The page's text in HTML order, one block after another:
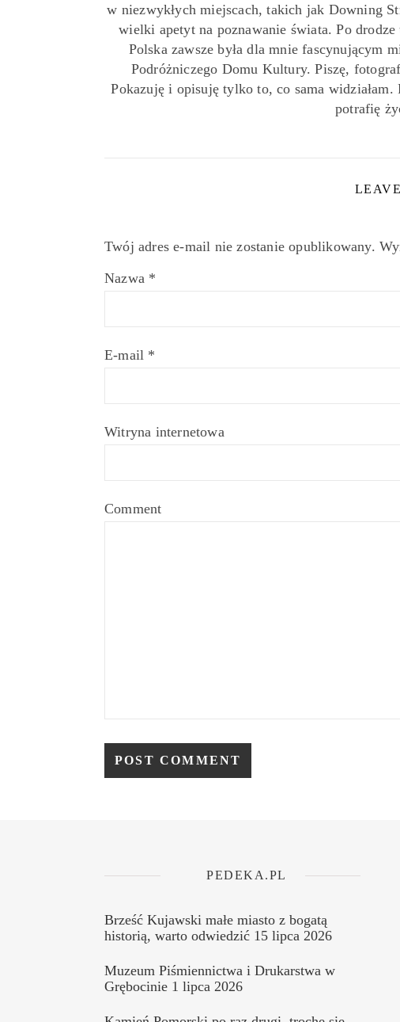
w niezwykłych miejscach, takich jak Downing
wielki apetyt na poznawanie świata. Po
Polska zawsze była dla mnie fascynującym
Podróżniczego Domu Kultury. Piszę,
Pokazuję i opisuję tylko to, co sama
potrafię
Twój adres e-mail nie zostanie opublikowany.
Nazwa *
E-mail *
Witryna internetowa
Comment
PEDEKA.PL
Brześć Kujawski małe miasto z bogatą
historią, warto odwiedzić 15 lipca 2026
Muzeum Piśmiennictwa i Drukarstwa w
Grębocinie 1 lipca 2026